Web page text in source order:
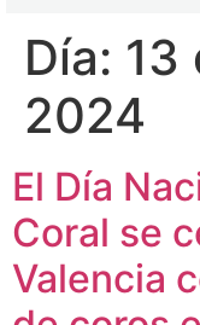
Día: 13
2024
El Día
Coral se
Valencia